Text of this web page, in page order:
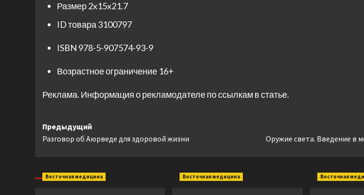
Размер2x15x21.7
ID товара 3100797
ISBN 978-5-907574-93-9
Возрастное ограничение 16+
Реклама. Информация о рекламодателе по ссылкам в статье.
Навигация
записи
Предыдущий
Разговор об Аюрведе для здоровой жизни
Оружие света. Введение в
Восточная медицина Восточная медицина Восточная